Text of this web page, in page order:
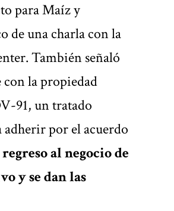
para Maíz y
de una charla con la
También señaló
con la propiedad
91, un tratado
por el acuerdo
al negocio de
y se dan las